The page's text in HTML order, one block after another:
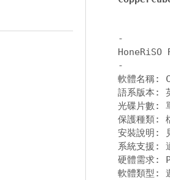
-
-
軟體名稱:
語系版本:
光碟片數:
保護種類:
安裝說明:
系統支援:
硬體需求:
軟體類型: